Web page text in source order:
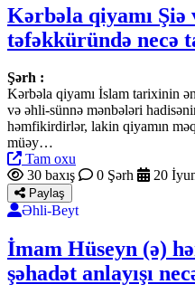
Kərbəla qiyamı Şiə
təfəkküründə necə
Şərh :
Kərbəla qiyamı İslam tarixinin
və əhli-sünnə mənbələri
həmfikirdirlər, lakin qiyamın
müəy…
Tam oxu
30 baxış
0 Şərh 20
Paylaş
Əhli-Beyt
İmam Hüseyn (ə)
şəhadət anlayışı